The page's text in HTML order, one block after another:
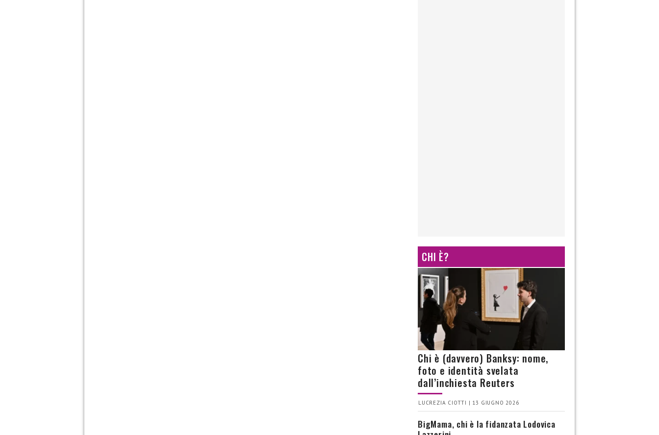
CHI È?
Chi è (davvero) Banksy: nome,
foto e identità svelata
dall’inchiesta Reuters
LUCREZIA CIOTTI | 13 GIUGNO 2026
BigMama, chi è la fidanzata Lodovica